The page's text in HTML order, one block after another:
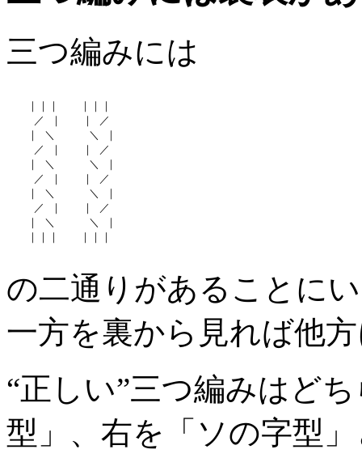
三つ編みには
｜｜｜　　｜｜｜
／ ｜　　｜ ／
｜ ＼ 　　 ＼ ｜
／ ｜　　｜ ／
｜ ＼ 　　 ＼ ｜
／ ｜　　｜ ／
｜ ＼ 　　 ＼ ｜
／ ｜　　｜ ／
｜ ＼ 　　 ＼ ｜
｜｜｜　　｜｜｜
の二通りがあることに
一方を裏から見れば他
“正しい”三つ編みはど
型」、右を「ソの字型